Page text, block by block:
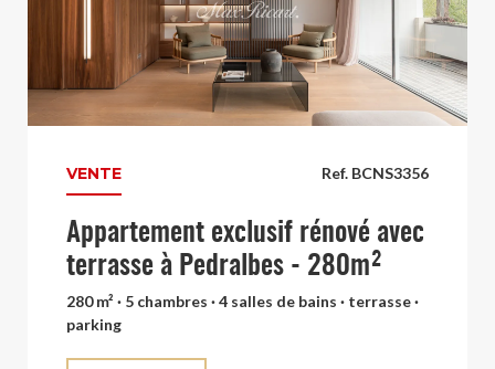
Ref. BCNS3356
VENTE
Appartement exclusif rénové avec
terrasse à Pedralbes - 280m²
280 m² · 5 chambres · 4 salles de bains · terrasse ·
parking